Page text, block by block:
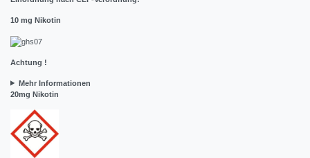
10 mg Nikotin
Achtung !
Mehr Informationen
20mg Nikotin